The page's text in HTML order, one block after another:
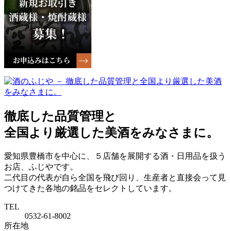
徹底した品質管理と
全国より厳選した美酒をみなさまに。
愛知県豊橋市を中心に、５店舗を展開する酒・日用品を扱う
お店、ふじやです。
二代目の代表が自ら全国を飛び回り、生産者と直接会って見
つけてきた各地の銘品をセレクトしています。
TEL
0532-61-8002
所在地